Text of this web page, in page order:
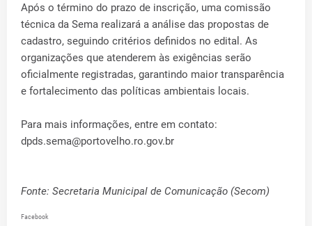
Após o término do prazo de inscrição, uma comissão
técnica da Sema realizará a análise das propostas de
cadastro, seguindo critérios definidos no edital. As
organizações que atenderem às exigências serão
oficialmente registradas, garantindo maior transparência
e fortalecimento das políticas ambientais locais.
Para mais informações, entre em contato:
dpds.sema@portovelho.ro.gov.br
Fonte: Secretaria Municipal de Comunicação (Secom)
Facebook